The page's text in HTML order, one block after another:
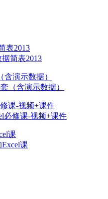
简表2013
（含演示数据）
必修课-视频+课件
课